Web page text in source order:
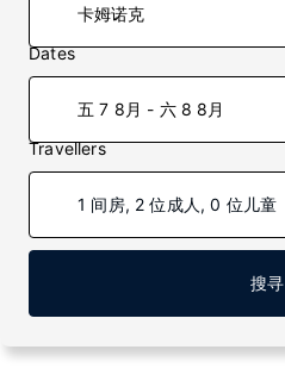
Dates
五 7 8月 - 六 8 8月
Travellers
1 间房, 2 位成人, 0 位儿童
搜寻